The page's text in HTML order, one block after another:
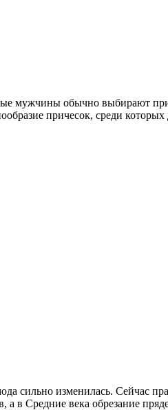
мужчины обычно выбирают
причесок, среди
сильно изменилась. Сейчас
а в Средние века обрезание